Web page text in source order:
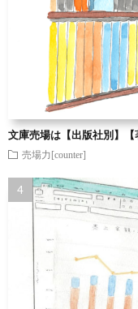
文庫売場は【出版社別】
売場力[counter]